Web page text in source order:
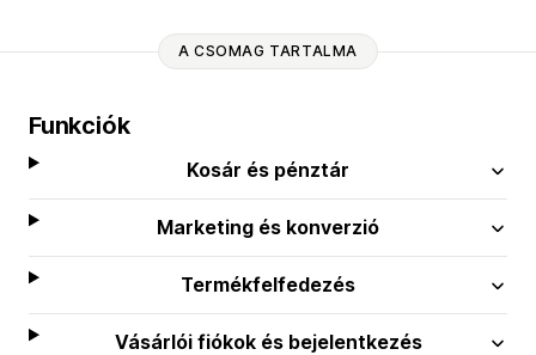
A CSOMAG TARTALMA
Funkciók
Kosár és pénztár
Marketing és konverzió
Termékfelfedezés
Vásárlói fiókok és bejelentkezés